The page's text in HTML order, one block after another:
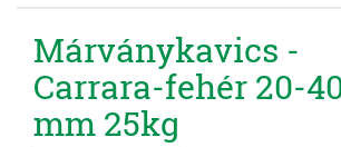
Márványkavics -
Carrara-fehér 20-
mm 25kg